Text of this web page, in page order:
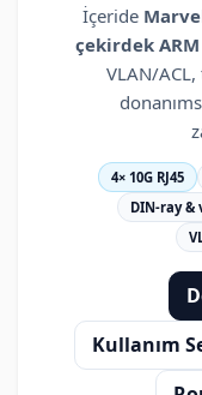
İçeride
çekirdek ARM
VLAN/ACL,
4× 10G RJ45
DIN-ray &
Kullanım